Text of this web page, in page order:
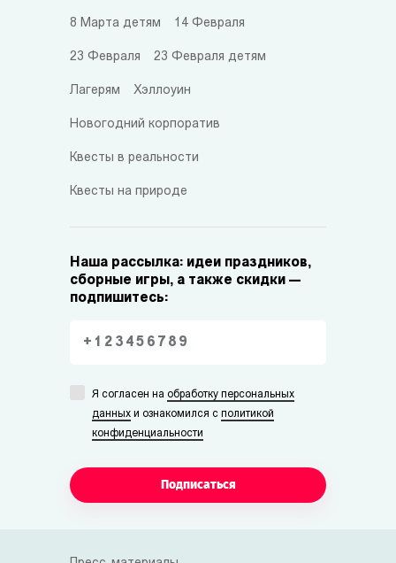
8 Марта детям 14 Февраля
23 Февраля 23 Февраля детям
Лагерям Хэллоуин
Новогодний корпоратив
Квесты в реальности
Квесты на природе
Наша рассылка: идеи праздников,
сборные игры, а также скидки —
подпишитесь:
Я согласен на обработку персональных
данных и ознакомился с политикой
конфиденциальности
Подписаться